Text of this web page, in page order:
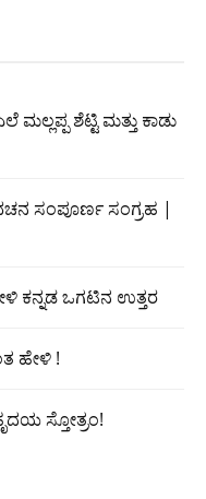
ಶೆಟ್ಟಿ ಮತ್ತು ಕಾಡು
ಸಂಪೂರ್ಣ ಸಂಗ್ರಹ |
ಕನ್ನಡ ಒಗಟಿನ ಉತ್ತರ
ಹೇಳಿ !
ಸ್ತೋತ್ರಂ!